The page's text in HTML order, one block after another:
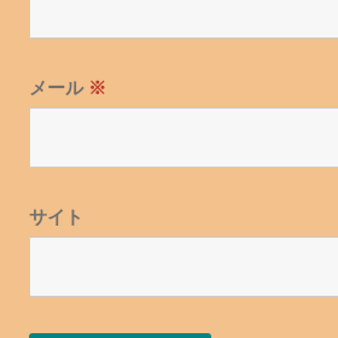
メール ※
サイト